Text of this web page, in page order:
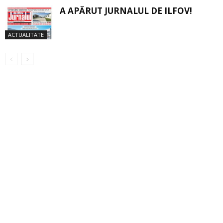
ACTUALITATE
A APĂRUT JURNALUL DE ILFOV!